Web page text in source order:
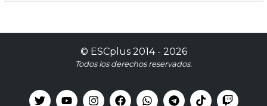
© ESCplus2014 - 2026
Todos los derechos reservados.